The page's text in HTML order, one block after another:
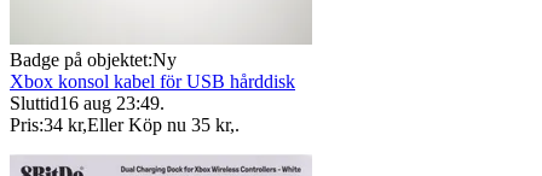
Badge på objektet:Ny
Xbox konsol kabel för USB hårddisk
Sluttid16 aug 23:49.
Pris:34 kr,Eller Köp nu 35 kr,.